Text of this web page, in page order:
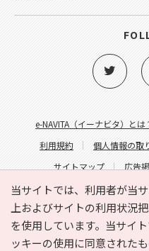
当サイトでは、利用者が当
上およびサイトの利用状況
を使用しています。当サイ
ッキーの使用に同意された
e-NAVITA（イーナビタ）とは
利用規約
個人情報の取
サイトマップ
広告
サイトの内容